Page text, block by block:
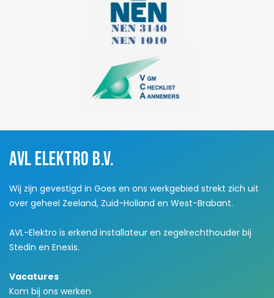
AVL elektro B.V.
Wij zijn gevestigd in Goes en ons werkgebied strekt zich uit
over geheel Zeeland, Zuid-Holland en West-Brabant.
AVL-Elektro is erkend installateur en zegelrechthouder bij
Stedin en Enexis.
Vacatures
Kom bij ons werken